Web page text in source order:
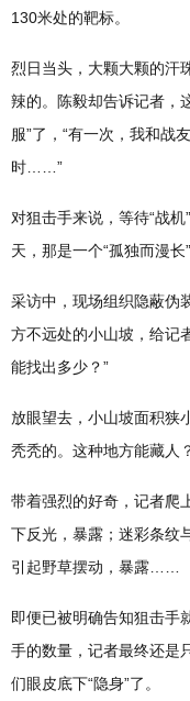
130米处的靶标。
烈日当头，大颗大颗的汗
辣的。陈毅却告诉记者，
服”了，“有一次，我和战
时……”
对狙击手来说，等待“战
天，那是一个“孤独而漫长
采访中，现场组织隐蔽伪
方不远处的小山坡，给记
能找出多少？”
放眼望去，小山坡面积狭
秃秃的。这种地方能藏人
带着强烈的好奇，记者爬
下反光，暴露；迷彩条纹
引起野草摆动，暴露……
即便已被明确告知狙击手
手的数量，记者最终还是
们眼皮底下“隐身”了。